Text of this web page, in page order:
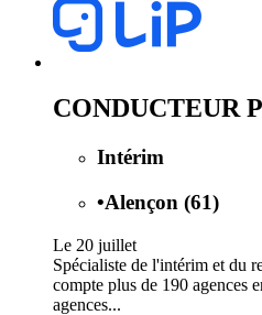
CONDUCTEUR
Intérim
•Alençon (61)
Le 20 juillet
Spécialiste de l'intérim et du
compte plus de 190 agences
agences...